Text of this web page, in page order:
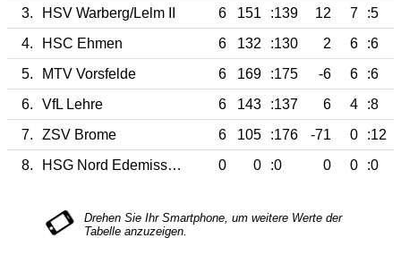
3.
HSV Warberg/Lelm II 6 151 :139 12 7
:5
4.
HSC Ehmen 6 132 :130 2 6
:6
5.
MTV Vorsfelde 6 169 :175 -6 6
:6
6.
VfL Lehre 6 143 :137 6 4
:8
7.
ZSV Brome 6 105 :176 -71 0
:12
8.
HSG Nord Edemissen/Uetze II 0 0 :0 0 0 :0